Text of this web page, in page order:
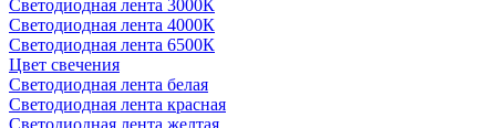
Светодиодная лента 3000К
Светодиодная лента 4000К
Светодиодная лента 6500К
Цвет свечения
Светодиодная лента белая
Светодиодная лента красная
Светодиодная лента желтая